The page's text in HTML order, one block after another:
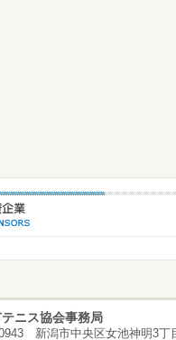
ニス協会事務局
新潟市中央区女池神明3丁